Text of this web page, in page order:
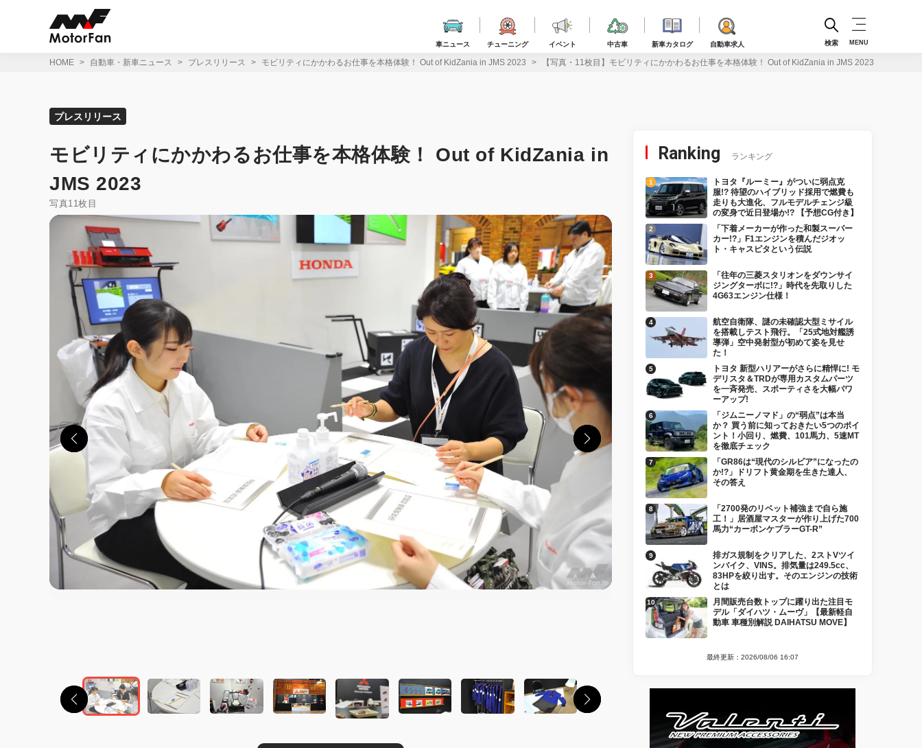
車ニュース チューニング イベント 中古車 新車カタログ 自動車求人 検索 MENU
HOME 自動車・新車ニュース プレスリリース モビリティにかかわるお仕事を本格体験！ Out of KidZania in JMS 2023 【写真・11枚目】モビリティにかかわるお仕事を本格体験！ Out of KidZania in JMS 2023
プレスリリース
モビリティにかかわるお仕事を本格体験！ Out of KidZania in
JMS 2023
写真11枚目
Ranking ランキング
トヨタ『ルーミー』がついに弱点克
服!? 待望のハイブリッド採用で燃費も
走りも大進化、フルモデルチェンジ級
の変身で近日登場か!? 【予想CG付き】
「下着メーカーが作った和製スーパー
カー!?」F1エンジンを積んだジオッ
ト・キャスピタという伝説
「往年の三菱スタリオンをダウンサイ
ジングターボに!?」時代を先取りした
4G63エンジン仕様！
航空自衛隊、謎の未確認大型ミサイル
を搭載しテスト飛行。「25式地対艦誘
導弾」空中発射型が初めて姿を見せ
た！
トヨタ 新型ハリアーがさらに精悍に! モ
デリスタ＆TRDが専用カスタムパーツ
を一斉発売、スポーティさを大幅パワ
ーアップ!
「ジムニーノマド」の“弱点”は本当
か？ 買う前に知っておきたい5つのポイ
ント！小回り、燃費、101馬力、5速MT
を徹底チェック
「GR86は“現代のシルビア”になったの
か!?」ドリフト黄金期を生きた達人、
その答え
「2700発のリベット補強まで自ら施
工！」居酒屋マスターが作り上げた700
馬力“カーボンケブラーGT-R”
排ガス規制をクリアした、2ストVツイ
ンバイク、VINS。排気量は249.5cc、
83HPを絞り出す。そのエンジンの技術
とは
月間販売台数トップに躍り出た注目モ
デル「ダイハツ・ムーヴ」【最新軽自
動車 車種別解説 DAIHATSU MOVE】
最終更新：2026/08/06 16:07